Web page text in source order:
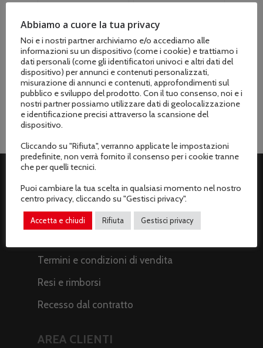
Kit 2 lame forgiate
per Biotrituratore
Forest Master
FM6DD-MUL e
FM4DDE-MUL-EU
€69.00 Il
prezzo
era:
€69.00.
€59.90Il
prezzo
è:
€59.90.
Kit 2 lame forgiate
per Biotrituratore
Forest Master
FM9DD
€149.00 Il
prezzo
originale
€149.00.
€129.00Il
prezzo
attuale
€129.00.
ASSISTENZA CLIENTI
Spedizioni
Termini e condizioni di vendita
Resi e rimborsi
Recesso dal contratto
AREA CLIENTI
Abbiamo a cuore la tua privacy
Noi e i nostri partner archiviamo e/o accediamo alle
informazioni su un dispositivo (come i cookie) e trattiamo i
dati personali (come gli identificatori univoci e altri dati del
dispositivo) per annunci e contenuti personalizzati,
misurazione di annunci e contenuti, approfondimenti sul
pubblico e sviluppo del prodotto. Con il tuo consenso, noi e i
nostri partner possiamo utilizzare dati di geolocalizzazione
e identificazione precisi attraverso la scansione del
dispositivo.
Cliccando su "Rifiuta", verranno applicate le impostazioni
predefinite, non verrà fornito il consenso per i cookie tranne
che per quelli tecnici.
Puoi cambiare la tua scelta in qualsiasi momento nel nostro
centro privacy, cliccando su "Gestisci privacy".
Accetta e chiudi Rifiuta Gestisci privacy